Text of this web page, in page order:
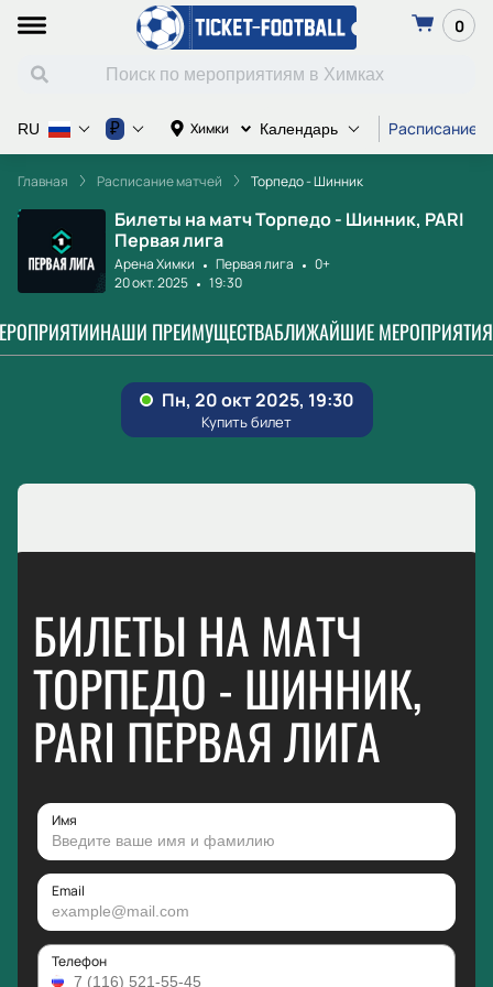
0
Химки Календарь Расписание
RU ₽
Главная Расписание матчей Торпедо - Шинник
Билеты на матч Торпедо - Шинник, PARI
Первая лига
Арена Химки Первая лига
0+
20 окт. 2025
19:30
НАШИ ПРЕИМУЩЕСТВАБЛИЖАЙШИЕ МЕРОПРИЯТИЯ
БИЛЕТЫ НА МАТЧ
ТОРПЕДО - ШИННИК,
PARI ПЕРВАЯ ЛИГА
Имя
Email
Телефон